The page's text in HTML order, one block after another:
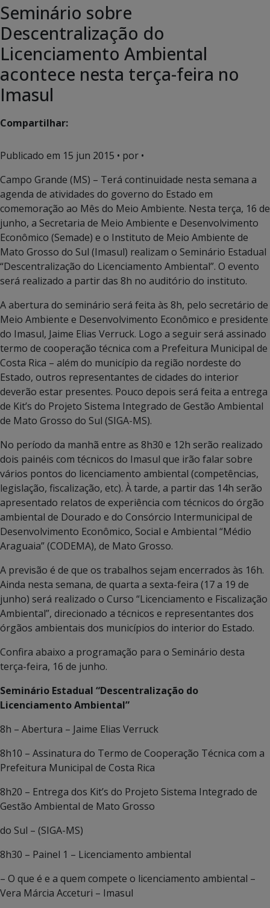
Seminário sobre
Descentralização do
Licenciamento Ambiental
acontece nesta terça-feira no
Imasul
Compartilhar:
Publicado em 15 jun 2015 • por •
Campo Grande (MS) – Terá continuidade nesta semana a
agenda de atividades do governo do Estado em
comemoração ao Mês do Meio Ambiente. Nesta terça, 16 de
junho, a Secretaria de Meio Ambiente e Desenvolvimento
Econômico (Semade) e o Instituto de Meio Ambiente de
Mato Grosso do Sul (Imasul) realizam o Seminário Estadual
“Descentralização do Licenciamento Ambiental”. O evento
será realizado a partir das 8h no auditório do instituto.
A abertura do seminário será feita às 8h, pelo secretário de
Meio Ambiente e Desenvolvimento Econômico e presidente
do Imasul, Jaime Elias Verruck. Logo a seguir será assinado
termo de cooperação técnica com a Prefeitura Municipal de
Costa Rica – além do município da região nordeste do
Estado, outros representantes de cidades do interior
deverão estar presentes. Pouco depois será feita a entrega
de Kit’s do Projeto Sistema Integrado de Gestão Ambiental
de Mato Grosso do Sul (SIGA-MS).
No período da manhã entre as 8h30 e 12h serão realizado
dois painéis com técnicos do Imasul que irão falar sobre
vários pontos do licenciamento ambiental (competências,
legislação, fiscalização, etc). À tarde, a partir das 14h serão
apresentado relatos de experiência com técnicos do órgão
ambiental de Dourado e do Consórcio Intermunicipal de
Desenvolvimento Econômico, Social e Ambiental “Médio
Araguaia” (CODEMA), de Mato Grosso.
A previsão é de que os trabalhos sejam encerrados às 16h.
Ainda nesta semana, de quarta a sexta-feira (17 a 19 de
junho) será realizado o Curso “Licenciamento e Fiscalização
Ambiental”, direcionado a técnicos e representantes dos
órgãos ambientais dos municípios do interior do Estado.
Confira abaixo a programação para o Seminário desta
terça-feira, 16 de junho.
Seminário Estadual “Descentralização do
Licenciamento Ambiental”
8h – Abertura – Jaime Elias Verruck
8h10 – Assinatura do Termo de Cooperação Técnica com a
Prefeitura Municipal de Costa Rica
8h20 – Entrega dos Kit’s do Projeto Sistema Integrado de
Gestão Ambiental de Mato Grosso
do Sul – (SIGA-MS)
8h30 – Painel 1 – Licenciamento ambiental
– O que é e a quem compete o licenciamento ambiental –
Vera Márcia Acceturi – Imasul